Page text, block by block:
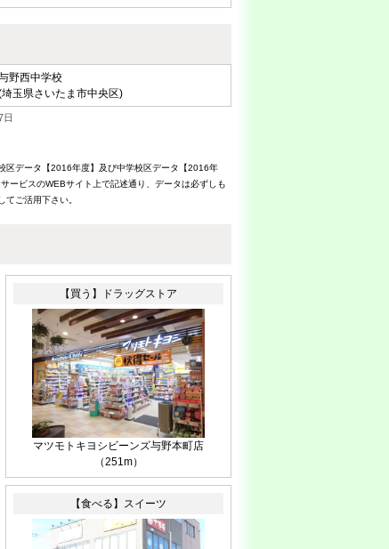
野西中学校
埼玉県さいたま市中央区)
日
区データ【2016年度】及び中学校区データ【2016年
ービスのWEBサイト上で記述通り、データは必ずしも
ご活用下さい。
【買う】ドラッグストア
マツモトキヨシビーンズ与野本町店
（251m）
【食べる】スイーツ